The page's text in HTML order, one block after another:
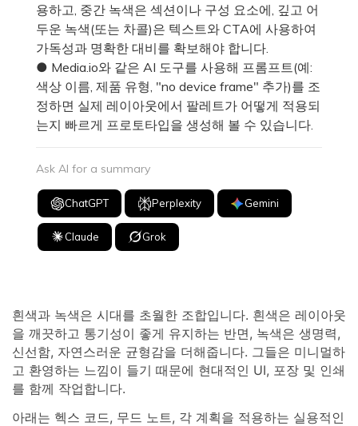
용하고, 중간 녹색은 섹션이나 구성 요소에, 깊고 어
두운 녹색(또는 차콜)은 텍스트와 CTA에 사용하여
가독성과 명확한 대비를 확보해야 합니다.
● Media.io와 같은 AI 도구를 사용해 프롬프트(예:
색상 이름, 제품 유형, "no device frame" 추가)를 조
정하면 실제 레이아웃에서 팔레트가 어떻게 적용되
는지 빠르게 프로토타입을 생성해 볼 수 있습니다.
Ask AI for a summary
ChatGPT Perplexity Gemini
Claude Grok
흰색과 녹색은 시대를 초월한 조합입니다. 흰색은 레이아웃
을 깨끗하고 통기성이 좋게 유지하는 반면, 녹색은 생명력,
신선함, 자연스러운 균형감을 더해줍니다. 그들은 미니멀하
고 환영하는 느낌이 들기 때문에 현대적인 UI, 포장 및 인쇄
를 함께 작업합니다.
아래는 헥스 코드, 무드 노트, 각 계획을 적용하는 실용적인